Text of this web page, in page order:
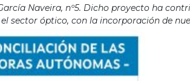
Naveira, nº5. Dicho proyecto ha
sector óptico, con la incorporación de